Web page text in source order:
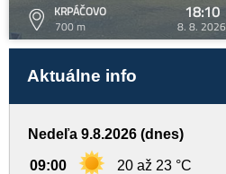
KRPÁČOVO
700 m
18:10
8. 8. 2026
Aktuálne info
Nedeľa 9.8.2026 (dnes)
09:00 20 až 23 °C